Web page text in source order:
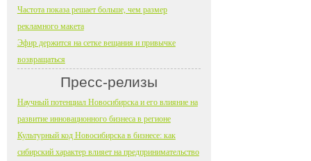
Частота показа решает больше, чем размер
рекламного макета
Эфир держится на сетке вещания и привычке
возвращаться
Пресс-релизы
Научный потенциал Новосибирска и его влияние на
развитие инновационного бизнеса в регионе
Культурный код Новосибирска в бизнесе: как
сибирский характер влияет на предпринимательство